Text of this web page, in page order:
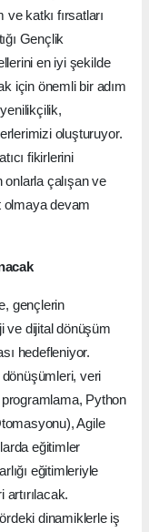
katkı fırsatları
Gençlik
en iyi şekilde
için önemli bir adım
oluşturuyor.
fikirlerini
çalışan ve
olmaya devam
gençlerin
ve dijital dönüşüm
hedefleniyor.
veri
Python
Agile
eğitimler
eğitimleriyle
dinamiklerle iş